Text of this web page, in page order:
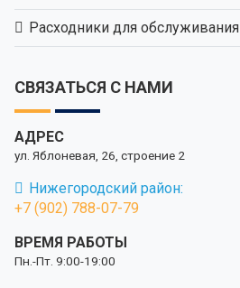
Расходники для обслуживания
СВЯЗАТЬСЯ С НАМИ
АДРЕС
ул. Яблоневая, 26, строение 2
Нижегородский район:
+7 (902) 788-07-79
ВРЕМЯ РАБОТЫ
Пн.-Пт. 9:00-19:00